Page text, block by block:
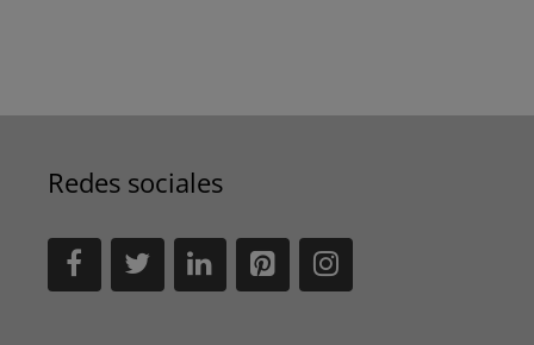
Redes sociales